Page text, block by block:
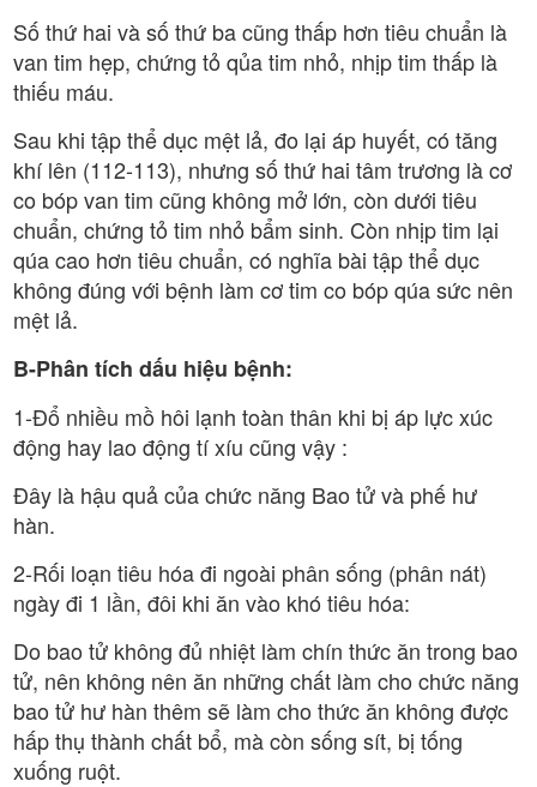
Số thứ hai và số thứ ba cũng thấp hơn tiêu chuẩn là
van tim hẹp, chứng tỏ qủa tim nhỏ, nhịp tim thấp là
thiếu máu.
Sau khi tập thể dục mệt lả, đo lại áp huyết, có tăng
khí lên (112-113), nhưng số thứ hai tâm trương là cơ
co bóp van tim cũng không mở lớn, còn dưới tiêu
chuẩn, chứng tỏ tim nhỏ bẩm sinh. Còn nhịp tim lại
qúa cao hơn tiêu chuẩn, có nghĩa bài tập thể dục
không đúng với bệnh làm cơ tim co bóp qúa sức nên
mệt lả.
B-Phân tích dấu hiệu bệnh:
1-Đổ nhiều mồ hôi lạnh toàn thân khi bị áp lực xúc
động hay lao động tí xíu cũng vậy :
Đây là hậu quả của chức năng Bao tử và phế hư
hàn.
2-Rối loạn tiêu hóa đi ngoài phân sống (phân nát)
ngày đi 1 lần, đôi khi ăn vào khó tiêu hóa:
Do bao tử không đủ nhiệt làm chín thức ăn trong bao
tử, nên không nên ăn những chất làm cho chức năng
bao tử hư hàn thêm sẽ làm cho thức ăn không được
hấp thụ thành chất bổ, mà còn sống sít, bị tống
xuống ruột.